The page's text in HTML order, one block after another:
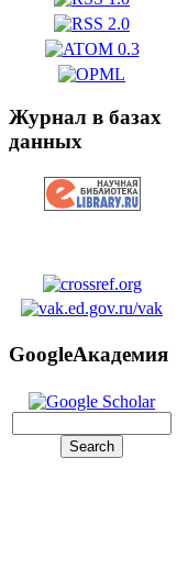
Журнал в базах
данных
GoogleАкадемия